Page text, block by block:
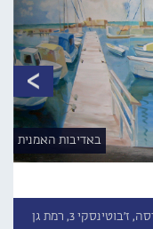
באדיבות האמנית
חניון בנק מזרחי, מתחם הבורסה, ז'בוטינסקי 3, רמת גן